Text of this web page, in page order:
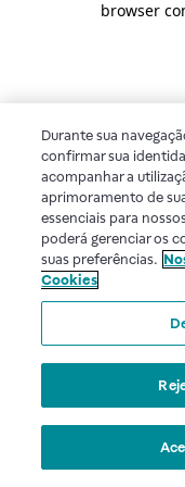
browser
Durante sua
confirmar sua
acompanhar a
aprimoramento de
essenciais para
poderá gerenciar os
suas preferências.
Cookies